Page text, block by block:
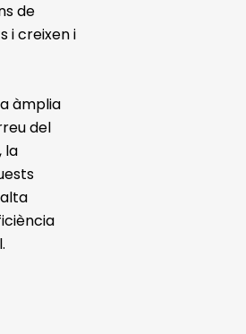
de
i creixen i
àmplia
del
la